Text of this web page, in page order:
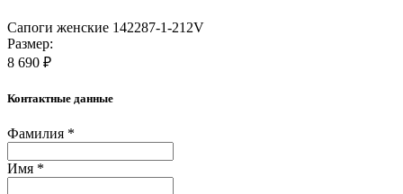
Сапоги женские 142287-1-212V
Размер:
8 690 ₽
Контактные данные
Фамилия *
Имя *